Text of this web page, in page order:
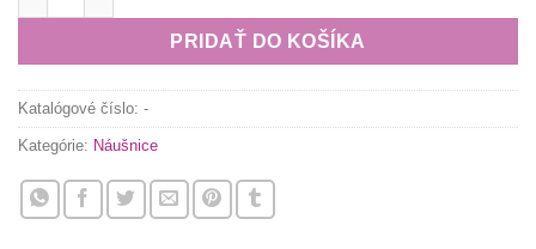
PRIDAŤ DO KOŠÍKA
Katalógové číslo: -
Kategórie: Náušnice